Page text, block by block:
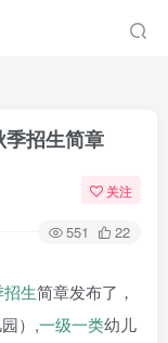
招生简章
关注
551 22
生简章发布了，
园）,一级一类幼儿